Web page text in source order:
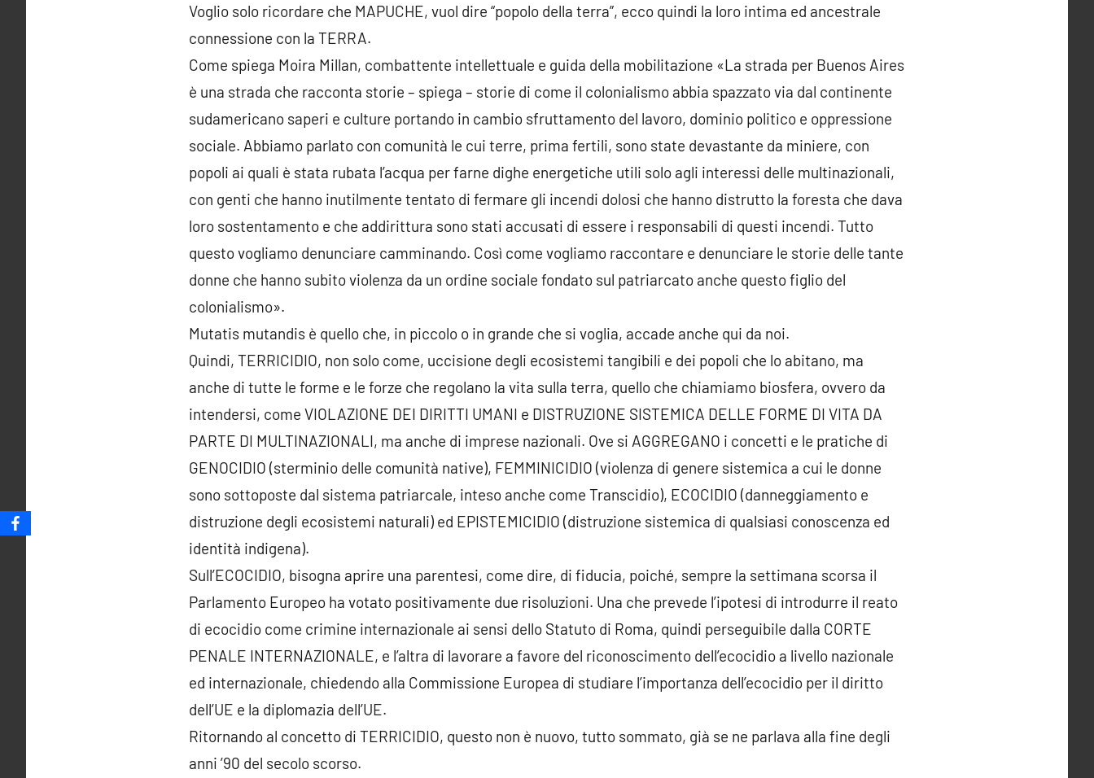
Voglio solo ricordare che MAPUCHE, vuol dire “popolo della terra”, ecco quindi la loro intima ed ancestrale
connessione con la TERRA.
Come spiega Moira Millan, combattente intellettuale e guida della mobilitazione «La strada per Buenos Aires
è una strada che racconta storie – spiega – storie di come il colonialismo abbia spazzato via dal continente
sudamericano saperi e culture portando in cambio sfruttamento del lavoro, dominio politico e oppressione
sociale. Abbiamo parlato con comunità le cui terre, prima fertili, sono state devastante da miniere, con
popoli ai quali è stata rubata l’acqua per farne dighe energetiche utili solo agli interessi delle multinazionali,
con genti che hanno inutilmente tentato di fermare gli incendi dolosi che hanno distrutto la foresta che dava
loro sostentamento e che addirittura sono stati accusati di essere i responsabili di questi incendi. Tutto
questo vogliamo denunciare camminando. Così come vogliamo raccontare e denunciare le storie delle tante
donne che hanno subito violenza da un ordine sociale fondato sul patriarcato anche questo figlio del
colonialismo».
Mutatis mutandis è quello che, in piccolo o in grande che si voglia, accade anche qui da noi.
Quindi, TERRICIDIO, non solo come, uccisione degli ecosistemi tangibili e dei popoli che lo abitano, ma
anche di tutte le forme e le forze che regolano la vita sulla terra, quello che chiamiamo biosfera, ovvero da
intendersi, come VIOLAZIONE DEI DIRITTI UMANI e DISTRUZIONE SISTEMICA DELLE FORME DI VITA DA
PARTE DI MULTINAZIONALI, ma anche di imprese nazionali. Ove si AGGREGANO i concetti e le pratiche di
GENOCIDIO (sterminio delle comunità native), FEMMINICIDIO (violenza di genere sistemica a cui le donne
sono sottoposte dal sistema patriarcale, inteso anche come Transcidio), ECOCIDIO (danneggiamento e
distruzione degli ecosistemi naturali) ed EPISTEMICIDIO (distruzione sistemica di qualsiasi conoscenza ed
identità indigena).
Sull’ECOCIDIO, bisogna aprire una parentesi, come dire, di fiducia, poiché, sempre la settimana scorsa il
Parlamento Europeo ha votato positivamente due risoluzioni. Una che prevede l’ipotesi di introdurre il reato
di ecocidio come crimine internazionale ai sensi dello Statuto di Roma, quindi perseguibile dalla CORTE
PENALE INTERNAZIONALE, e l’altra di lavorare a favore del riconoscimento dell’ecocidio a livello nazionale
ed internazionale, chiedendo alla Commissione Europea di studiare l’importanza dell’ecocidio per il diritto
dell’UE e la diplomazia dell’UE.
Ritornando al concetto di TERRICIDIO, questo non è nuovo, tutto sommato, già se ne parlava alla fine degli
anni ’90 del secolo scorso.